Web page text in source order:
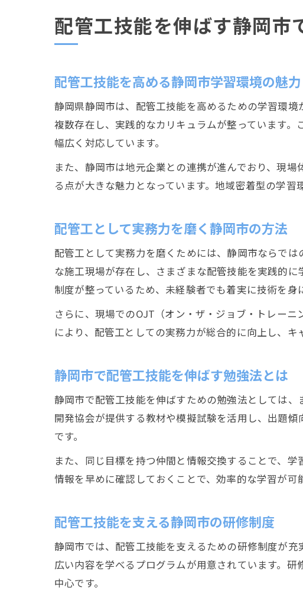
静
技
配管工技能を伸ばす静岡市
配管工技能を高める静岡市学習環境の魅力
静岡県静岡市は、配管工技能を高めるための学習環
複数存在し、実践的なカリキュラムが整っています
幅広く対応しています。
また、静岡市は地元企業との連携が進んでおり、現
る点が大きな魅力となっています。地域密着型の学習
配管工として実務力を磨く静岡市の方法
配管工として実務力を磨くためには、静岡市ならで
な施工現場が存在し、さまざまな配管技能を実践的
制度が整っているため、未経験者でも着実に技術を身
さらに、現場でのOJT（オン・ザ・ジョブ・トレー
により、配管工としての実務力が総合的に向上し、キ
静岡市で配管工技能を伸ばす勉強法とは
静岡市で配管工技能を伸ばすための勉強法としては
開発協会が提供する教材や模擬試験を活用し、出題
です。
また、同じ目標を持つ仲間と情報交換することで、
情報を早めに確認しておくことで、効率的な学習が可
配管工技能を支える静岡市の研修制度
静岡市では、配管工技能を支えるための研修制度が
広い内容を学べるプログラムが用意されています。
中心です。